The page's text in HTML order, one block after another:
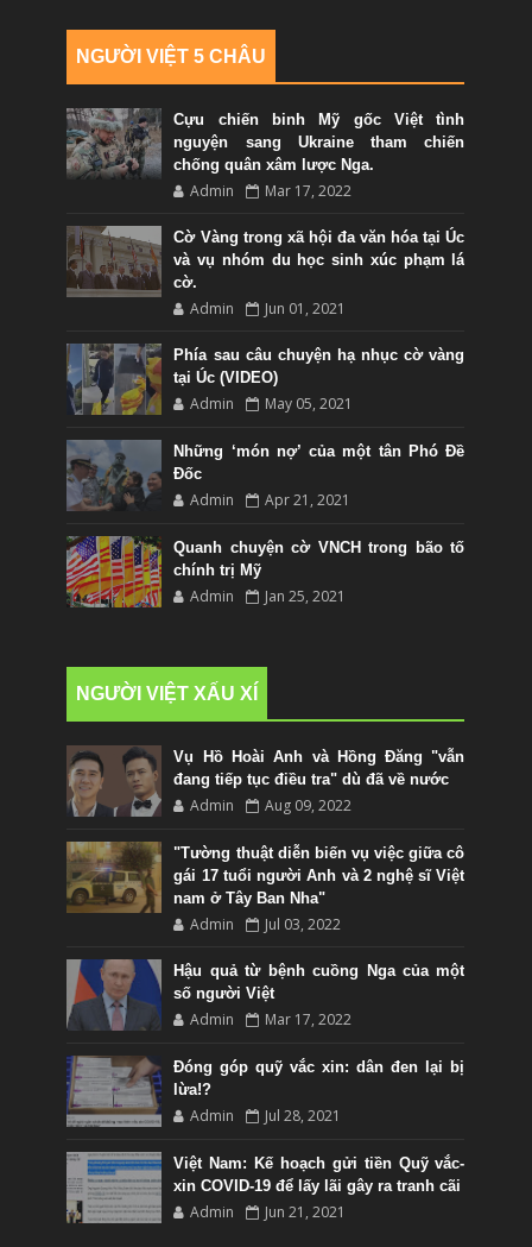
NGƯỜI VIỆT 5 CHÂU
Cựu chiến binh Mỹ gốc Việt tình
nguyện sang Ukraine tham chiến
chống quân xâm lược Nga.
Admin Mar 17, 2022
Cờ Vàng trong xã hội đa văn hóa tại Úc
và vụ nhóm du học sinh xúc phạm lá
cờ.
Admin Jun 01, 2021
Phía sau câu chuyện hạ nhục cờ vàng
tại Úc (VIDEO)
Admin May 05, 2021
Những ‘món nợ’ của một tân Phó Đề
Đốc
Admin Apr 21, 2021
Quanh chuyện cờ VNCH trong bão tố
chính trị Mỹ
Admin Jan 25, 2021
NGƯỜI VIỆT XẤU XÍ
Vụ Hồ Hoài Anh và Hồng Đăng "vẫn
đang tiếp tục điều tra" dù đã về nước
Admin Aug 09, 2022
"Tường thuật diễn biến vụ việc giữa cô
gái 17 tuổi người Anh và 2 nghệ sĩ Việt
nam ở Tây Ban Nha"
Admin Jul 03, 2022
Hậu quả từ bệnh cuồng Nga của một
số người Việt
Admin Mar 17, 2022
Đóng góp quỹ vắc xin: dân đen lại bị
lừa!?
Admin Jul 28, 2021
Việt Nam: Kế hoạch gửi tiền Quỹ vắc-
xin COVID-19 để lấy lãi gây ra tranh cãi
Admin Jun 21, 2021